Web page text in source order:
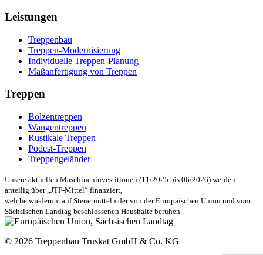
Leistungen
Treppenbau
Treppen-Modernisierung
Individuelle Treppen-Planung
Maßanfertigung von Treppen
Treppen
Bolzentreppen
Wangentreppen
Rustikale Treppen
Podest-Treppen
Treppengeländer
Unsere aktuellen Maschineninvestitionen (11/2025 bis 06/2026) werden
anteilig über „JTF-Mittel“ finanziert,
welche wiederum auf Steuermitteln der von der Europäischen Union und vom
Sächsischen Landtag beschlossenen Haushalte beruhen.
© 2026 Treppenbau Truskat GmbH & Co. KG